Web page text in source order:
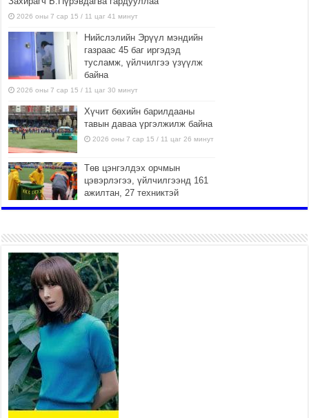
2026 оны 7 сар 15 / 11 цаг 41 минут
Нийслэлийн Эрүүл мэндийн
газраас 45 баг иргэдэд
тусламж, үйлчилгээ үзүүлж
байна
2026 оны 7 сар 15 / 11 цаг 30 минут
Хүчит бөхийн барилдааны
тавын даваа үргэлжилж байна
2026 оны 7 сар 15 / 11 цаг 26 минут
Төв цэнгэлдэх орчмын
цэвэрлэгээ, үйлчилгээнд 161
ажилтан, 27 техниктэй
ажиллаж байна
Наадмын амралтын өдрүүдэд
нийслэлийн эрүүл мэндийн
байгууллагууд дараах
хуваарийн дагуу ажиллана
2026 оны 7 сар 15 / 11 цаг 18 минут
Үндэсний их баяр наадам эхэллээ
2026 оны 7 сар 15 / 11 цаг 14 минут
Үер усны аюулаас сэргийлж, нийслэлийн Онцгой
байдлын газрын 162 алба хаагч үүрэг гүйцэтгэж
байна
2026 оны 7 сар 15 / 11 цаг 07 минут
Үндэсний их сурын харваанд 850 харваач цэц